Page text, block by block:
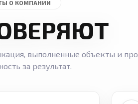
О КОМПАНИИ
выполненные объекты и
за результат.